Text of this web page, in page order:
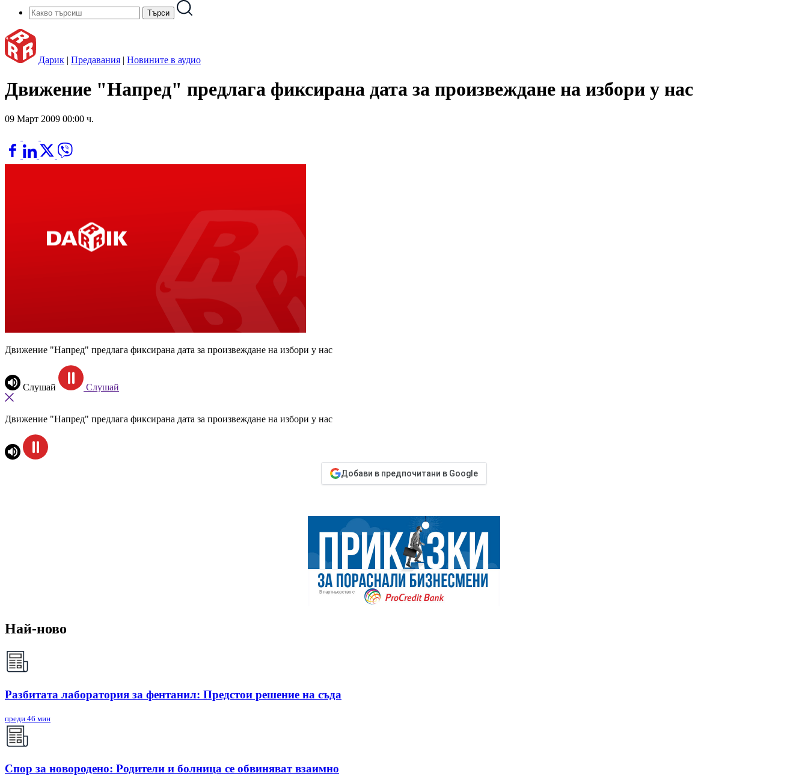
Дарик | Предавания | Новините в аудио
Движение "Напред" предлага фиксирана дата за произвеждане на избори у нас
09 Март 2009 00:00 ч.
Движение "Напред" предлага фиксирана дата за произвеждане на избори у нас
Слушай Слушай
Движение "Напред" предлага фиксирана дата за произвеждане на избори у нас
Добави в предпочитани в Google
Най-ново
Разбитата лаборатория за фентанил: Предстои решение на съда
преди 46 мин
Спор за новородено: Родители и болница се обвиняват взаимно